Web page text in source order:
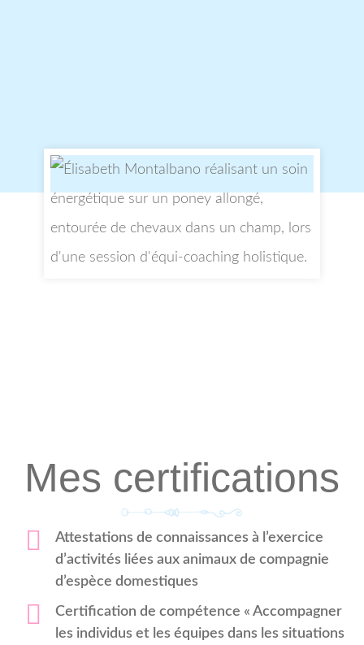
Mes certifications
Attestations de connaissances à l’exercice
d’activités liées aux animaux de compagnie
d’espèce domestiques
Certification de compétence « Accompagner
les individus et les équipes dans les situations